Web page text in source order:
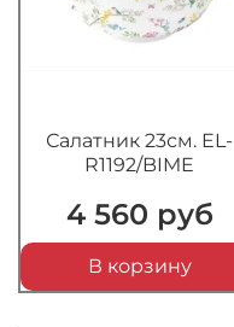
Салатник 23см. EL-
R1192/BIME
4 560 руб
В корзину